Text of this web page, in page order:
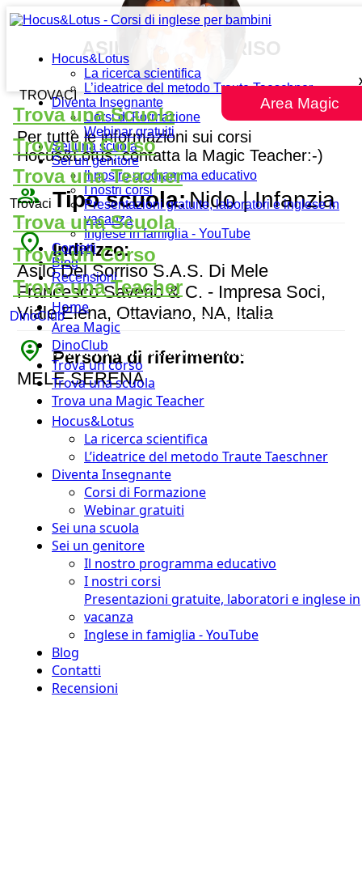
Hocus&Lotus
La ricerca scientifica
L’ideatrice del metodo Traute Taeschner
Diventa Insegnante
Corsi di Formazione
Webinar gratuiti
Sei una scuola
Sei un genitore
Il nostro programma educativo
I nostri corsi
Presentazioni gratuite, laboratori e inglese in
vacanza
Inglese in famiglia - YouTube
Contatti
Blog
Recensioni
Home
Area Magic
DinoClub
Trova un corso
Trova una scuola
Trova una Magic Teacher
Hocus&Lotus
La ricerca scientifica
L’ideatrice del metodo Traute Taeschner
Diventa Insegnante
Corsi di Formazione
Webinar gratuiti
Sei una scuola
Sei un genitore
Il nostro programma educativo
I nostri corsi
Presentazioni gratuite, laboratori e inglese in
vacanza
Inglese in famiglia - YouTube
Blog
Contatti
Recensioni
Area Magic
TROVACI
Trova una Scuola
Trova un Corso
Trova una Teacher
Trovaci
Trova una Scuola
Trova un Corso
Trova una Teacher
DinoClub
ASILO DEL SORRISO
Per tutte le informazioni sui corsi
Hocus&Lotus, contatta la Magic Teacher:-)
people_outline Tipo scuola:Nido | Infanzia
place Indirizzo:
Asilo Del Sorriso S.A.S. Di Mele
Francesco Saverio & C. - Impresa Soci,
Viale Elena, Ottaviano, NA, Italia
person_pin_circle Persona di riferimento:
MELE SERENA